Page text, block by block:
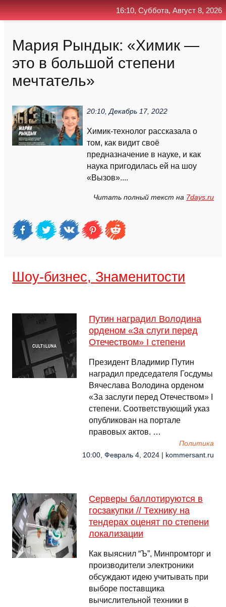
Мария Рындык: «Химик —
это в большой степени
мечтатель»
20:10, Декабрь 17, 2022
Химик-технолог рассказала о
том, как видит своё
предназначение в науке, и как
наука пригодилась ей на шоу
«Вызов»....
Читать полный текст на 7days.ru
Шоу-бизнес, Знаменитости
Путин наградил Володина
орденом «За слуги перед
Отечеством» I степени
Президент Владимир Путин
наградил председателя Госдумы
Вячеслава Володина орденом
«За заслуги перед Отечеством» I
степени. Соответствующий указ
опубликован на портале
правовых актов. …
Политика
10:00, Февраль 4, 2024 | kommersant.ru
Серверы баллотируются в
госзакупки // Технику на
тендерах оценят по степени
локализации
Как выяснил “Ъ”, Минпромторг и
производители электроники
обсуждают идею учитывать при
выборе поставщика
вычислительной техники в
16:10, Суббота, Август 8, 2026